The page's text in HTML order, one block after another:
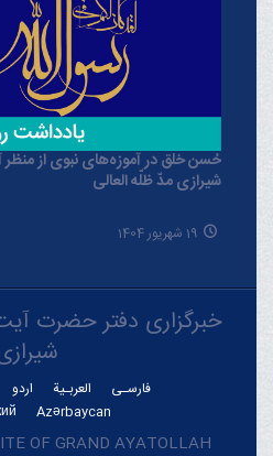
حُسن خلق در آموزه‌های نبوی از منظر
شیرازی مدّ ظلّه العالی
19 شهریور 1404
خبرگزاری دفتر حضرت
فارسـی العربـیة اردو
Azərbaycan
OF GRAND AYATOLLAH